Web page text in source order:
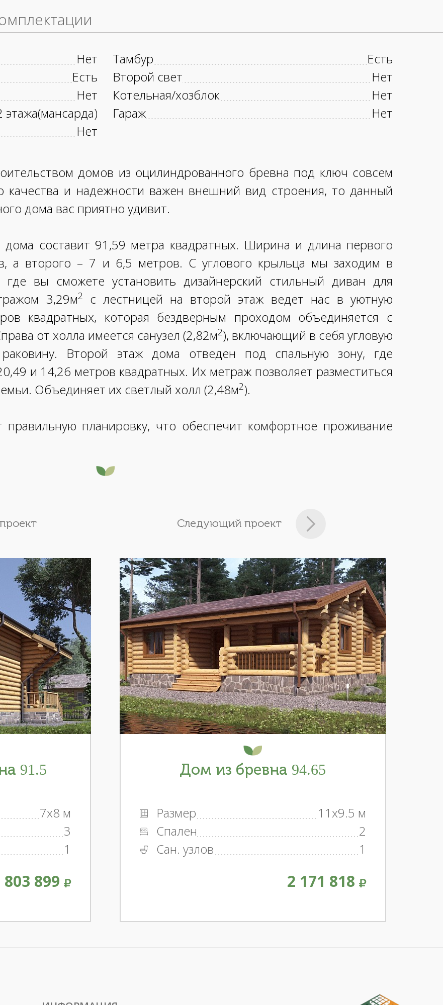
Нет
Есть
Нет
этажа(мансарда)
Нет
Тамбур
Есть
Второй свет
Нет
Котельная/хозблок
Нет
Гараж
Нет
домов из оцилиндрованного бревна под ключ совсем
качества и надежности важен внешний вид строения, то данный
дома вас приятно удивит.
составит 91,59 метра квадратных. Ширина и длина первого
а второго – 7 и 6,5 метров. С углового крыльца мы заходим в
где вы сможете установить дизайнерский стильный диван для
3,29м2
с лестницей на второй этаж ведет нас в уютную
квадратных, которая бездверным проходом объединяется с
от холла имеется санузел (2,82м2), включающий в себя угловую
Второй этаж дома отведен под спальную зону, где
и 14,26 метров квадратных. Их метраж позволяет разместиться
Объединяет их светлый холл (2,48м2).
планировку, что обеспечит комфортное проживание
91.5
7x8 м
3
1
803 899
Следующий проект
Дом из бревна 94.65
Размер
11x9.5 м
Спален
2
Сан. узлов
1
2 171 818